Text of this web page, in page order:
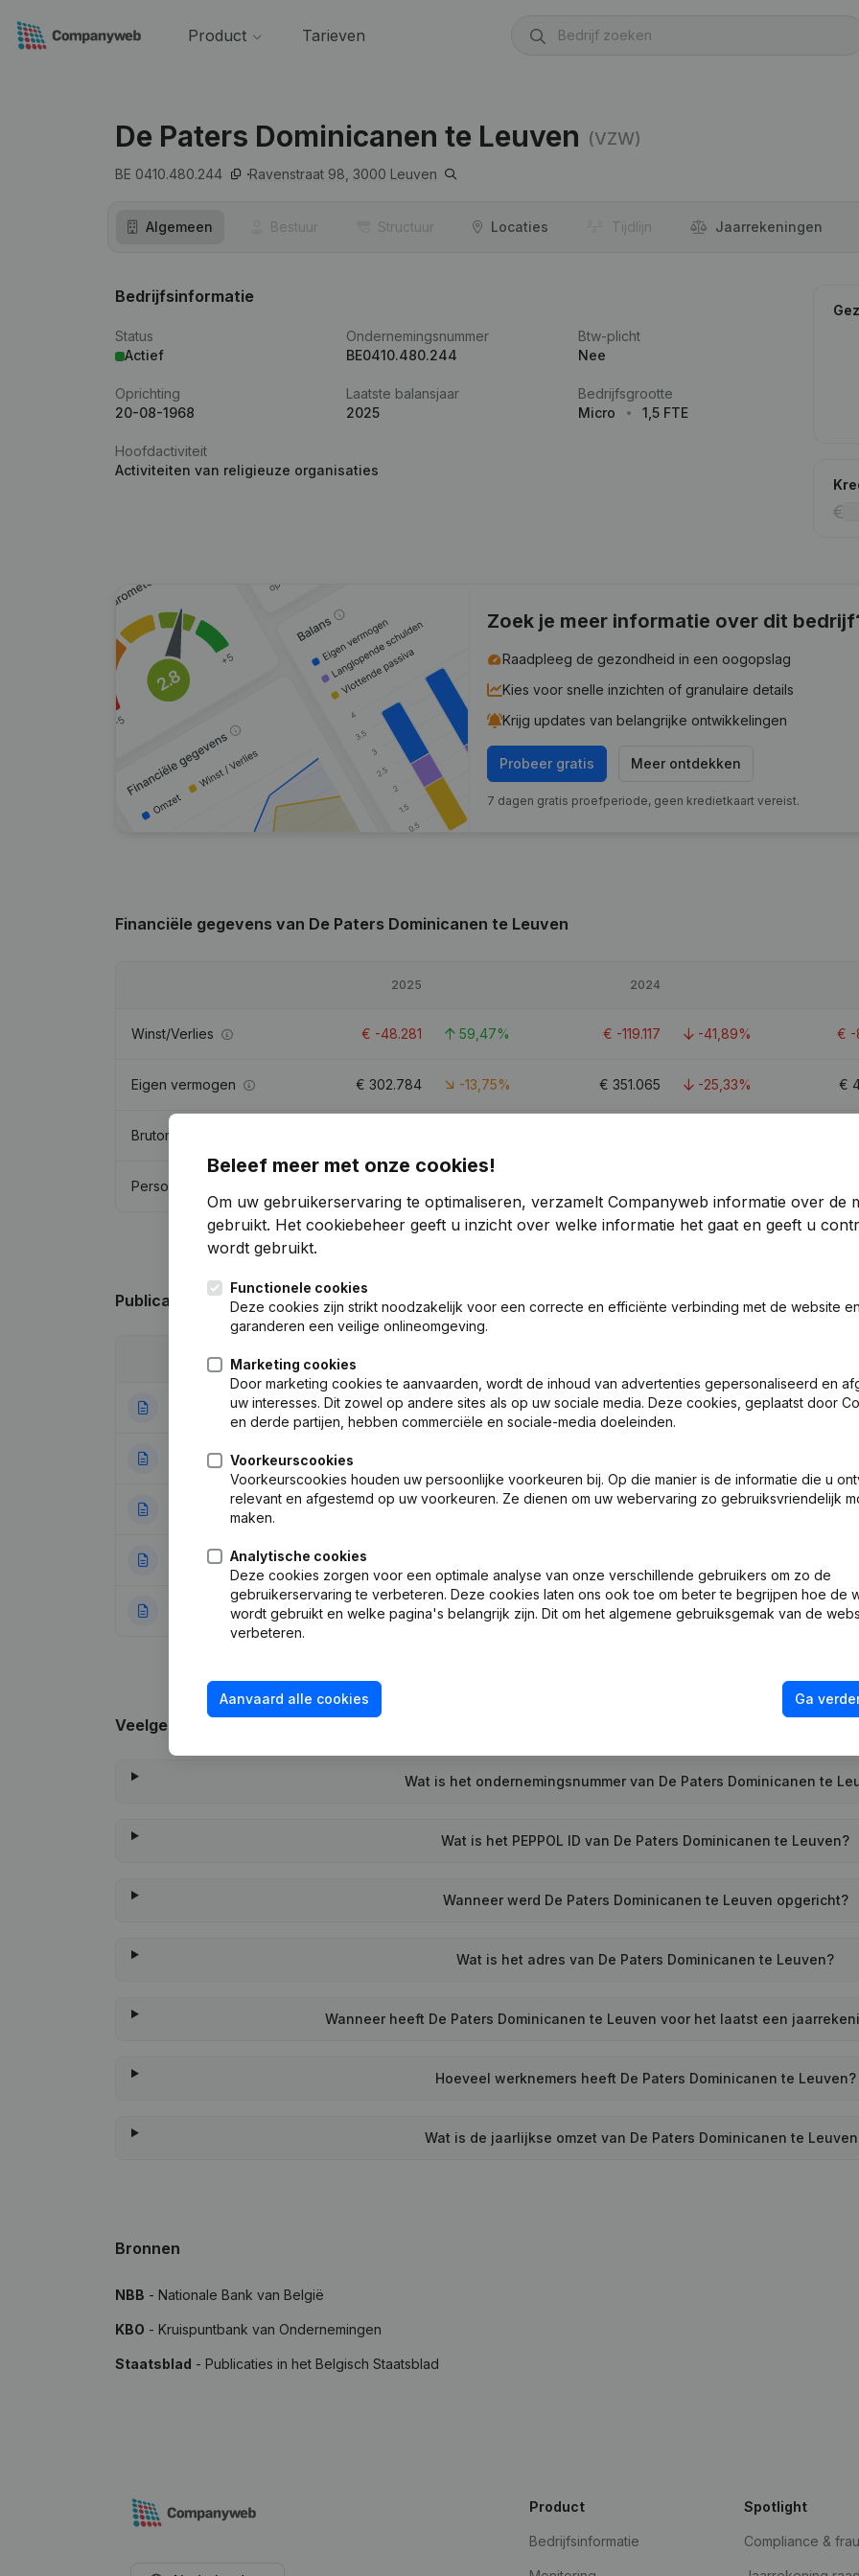
Product Tarieven
De Paters Dominicanen te Leuven (VZW)
BE 0410.480.244 Ravenstraat 98, 3000 Leuven
Algemeen Bestuur Structuur Locaties Tijdlijn Jaar­rekeningen
Bedrijfsinformatie
Status
Actief
Ondernemingsnummer
BE0410.480.244
Btw-plicht
Nee
Oprichting
20-08-1968
Laatste balansjaar
2025
Bedrijfsgrootte
Micro
1,5 FTE
Hoofdactiviteit
Activiteiten van religieuze organisaties
Zoek je meer informatie over dit
Raadpleeg de gezondheid in een oogopslag
Kies voor snelle inzichten of granulaire details
Krijg updates van belangrijke ontwikkelingen
Probeer gratis Meer ontdekken
7 dagen gratis proefperiode, geen kredietkaart vereist.
Financiële gegevens van De Paters Dominicanen te Leuven
2025 2024
Winst/Verlies € -48.281 59,47% € -119.117 -41,89% € -
Eigen vermogen € 302.784 -13,75% € 351.065 -25,33% €
Brutomarge
Personeel
Publicaties van De Paters Dominicanen te Leuven
Publicatie
22-12-2023 Wijziging(en) Statuten
08-03-2023 Ontslagnemingen - Benoemingen
09-08-2022 Ontslagnemingen - Benoemingen
19-12-2019 Ontslagnemingen - Benoemingen
18-07-2016 Ontslagnemingen - Benoemingen
Veelgestelde vragen
Wat is het ondernemingsnummer van De Paters Dominicanen te
Wat is het PEPPOL ID van De Paters Dominicanen te Leuven?
Wanneer werd De Paters Dominicanen te Leuven opgericht?
Wat is het adres van De Paters Dominicanen te Leuven?
Wanneer heeft De Paters Dominicanen te Leuven voor het laatst een
Hoeveel werknemers heeft De Paters Dominicanen te Leuven?
Wat is de jaarlijkse omzet van De Paters Dominicanen te
Bronnen
NBB - Nationale Bank van België
KBO - Kruispuntbank van Ondernemingen
Staatsblad - Publicaties in het Belgisch Staatsblad
Beleef meer met onze cookies!
Om uw gebruikerservaring te optimaliseren, verzamelt Companyweb informatie over de
gebruikt. Het cookiebeheer geeft u inzicht over welke informatie het gaat en geeft u
wordt gebruikt.
Functionele cookies
Deze cookies zijn strikt noodzakelijk voor een correcte en efficiënte verbinding met de website en
garanderen een veilige onlineomgeving.
Marketing cookies
Door marketing cookies te aanvaarden, wordt de inhoud van advertenties gepersonaliseerd en
uw interesses. Dit zowel op andere sites als op uw sociale media. Deze cookies, geplaatst door
en derde partijen, hebben commerciële en sociale-media doeleinden.
Voorkeurscookies
Voorkeurscookies houden uw persoonlijke voorkeuren bij. Op die manier is de informatie die u
relevant en afgestemd op uw voorkeuren. Ze dienen om uw webervaring zo gebruiksvriendelijk
maken.
Analytische cookies
Deze cookies zorgen voor een optimale analyse van onze verschillende gebruikers om zo de
gebruikerservaring te verbeteren. Deze cookies laten ons ook toe om beter te begrijpen hoe de
wordt gebruikt en welke pagina's belangrijk zijn. Dit om het algemene gebruiksgemak van de
verbeteren.
Aanvaard alle cookies Ga
Product
Bedrijfsinformatie
Spotlight
Compliance &